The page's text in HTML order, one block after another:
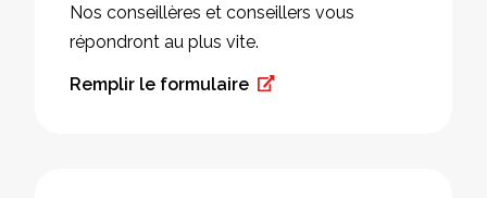
Nos conseillères et conseillers vous
répondront au plus vite.
Remplir le formulaire